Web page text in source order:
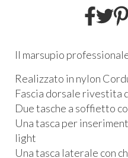
Il marsupio
Realizzato in nylon
Fascia dorsale rivestita
Due tasche a soffietto
Una tasca per
light
Una tasca laterale con